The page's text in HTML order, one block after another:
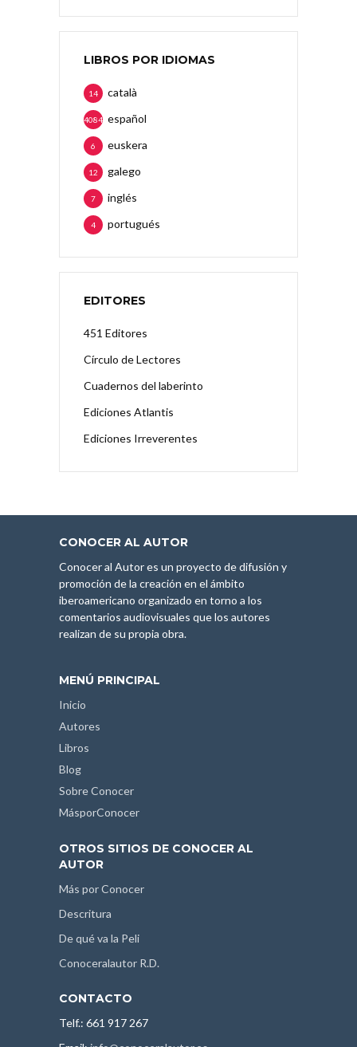
LIBROS POR IDIOMAS
català
14
español
4084
euskera
6
galego
12
inglés
7
portugués
4
EDITORES
451 Editores
Círculo de Lectores
Cuadernos del laberinto
Ediciones Atlantis
Ediciones Irreverentes
CONOCER AL AUTOR
Conocer al Autor es un proyecto de difusión y
promoción de la creación en el ámbito
iberoamericano organizado en torno a los
comentarios audiovisuales que los autores
realizan de su propia obra.
MENÚ PRINCIPAL
Inicio
Autores
Libros
Blog
Sobre Conocer
MásporConocer
OTROS SITIOS DE CONOCER AL
AUTOR
Más por Conocer
Descritura
De qué va la Peli
Conoceralautor R.D.
CONTACTO
Telf.: 661 917 267